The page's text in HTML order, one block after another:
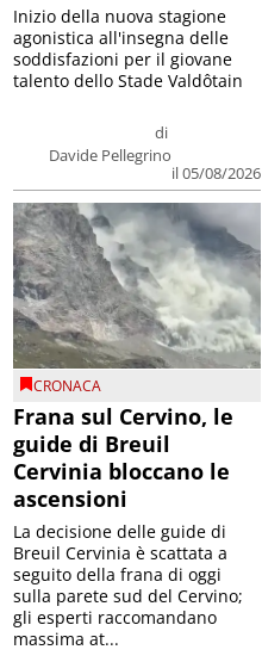
di
Davide Pellegrino
il 05/08/2026
Inizio della nuova stagione
agonistica all'insegna delle
soddisfazioni per il giovane
talento dello Stade Valdôtain
CRONACA
Frana sul Cervino, le
guide di Breuil
Cervinia bloccano le
ascensioni
La decisione delle guide di
Breuil Cervinia è scattata a
seguito della frana di oggi
sulla parete sud del Cervino;
gli esperti raccomandano
massima at...